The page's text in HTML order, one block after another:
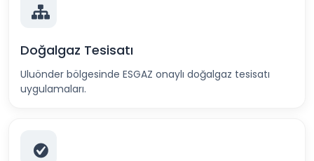
Doğalgaz Tesisatı
Uluönder bölgesinde ESGAZ onaylı doğalgaz tesisatı
uygulamaları.